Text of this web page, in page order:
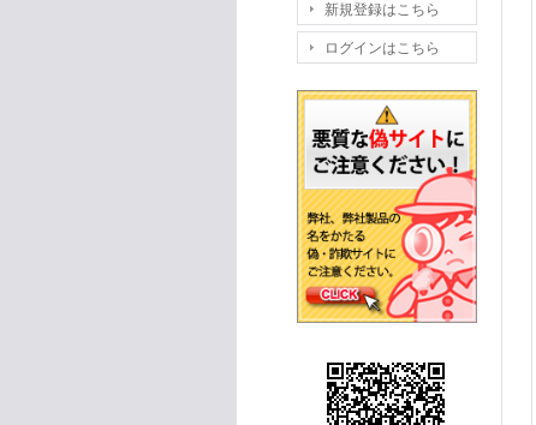
新規登録はこちら
ログインはこちら